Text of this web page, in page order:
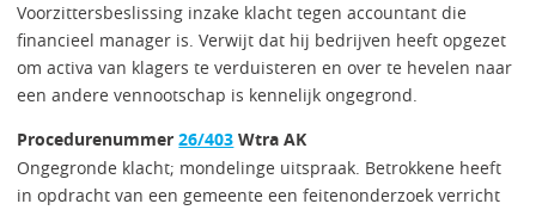
Voorzittersbeslissing inzake klacht tegen accountant die
financieel manager is. Verwijt dat hij bedrijven heeft opgezet
om activa van klagers te verduisteren en over te hevelen naar
een andere vennootschap is kennelijk ongegrond.
Procedurenummer26/403 Wtra AK
Ongegronde klacht; mondelinge uitspraak. Betrokkene heeft
in opdracht van een gemeente een feitenonderzoek verricht